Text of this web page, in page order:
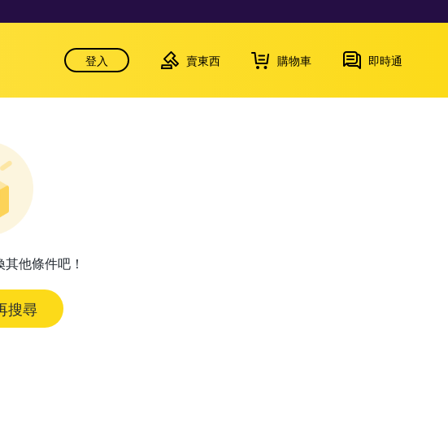
登入 賣東西 購物車 即時通
他條件吧！
搜尋